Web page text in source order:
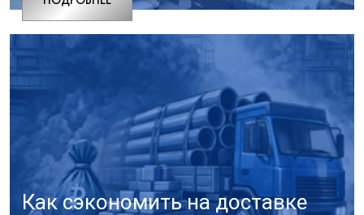
Как сэкономить на доставке